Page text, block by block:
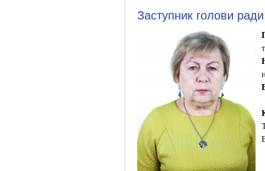
Заступник голови